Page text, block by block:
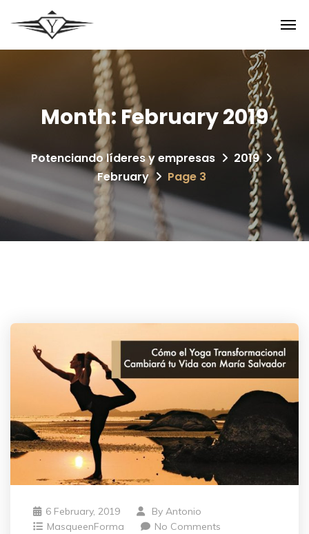
Month: February 2019
Potenciando líderes y empresas
2019
February
Page 3
6 February, 2019 By Antonio
MasqueenForma
No Comments